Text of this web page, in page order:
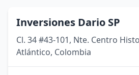
Inversiones Dario SP
Cl. 34 #43-101, Nte. Centro
Atlántico, Colombia